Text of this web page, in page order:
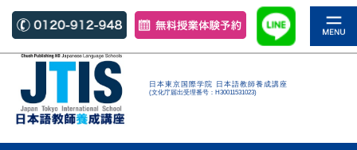
日本東京国際学院 日本語教師養成講座
(文化庁届出受理番号：H30011531023)